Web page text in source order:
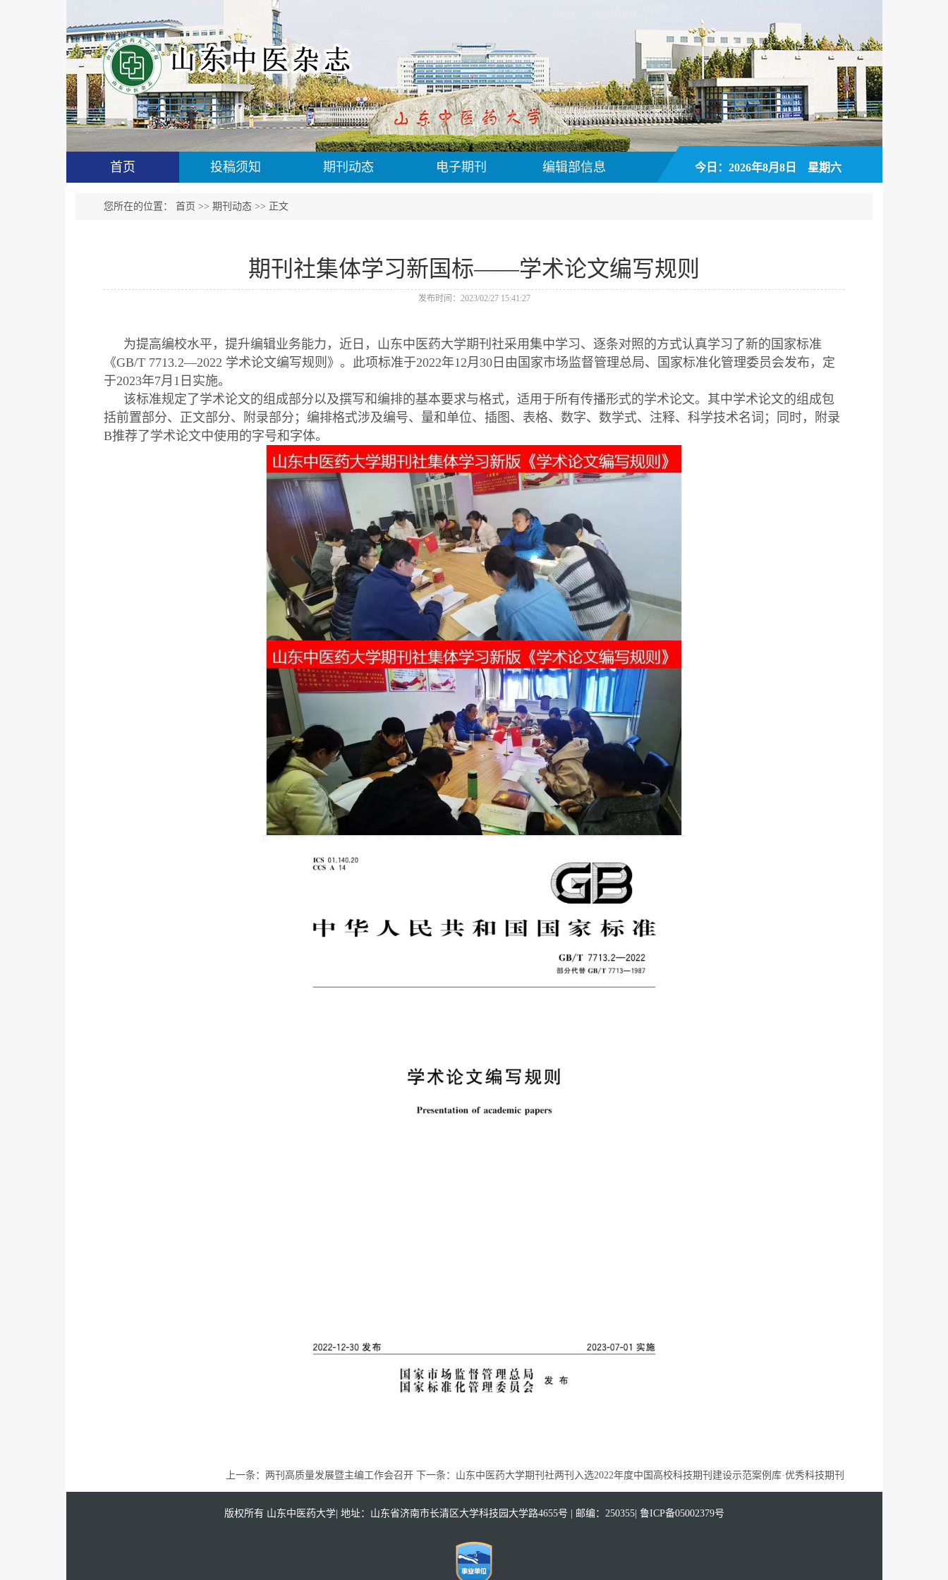
首页 投稿须知 期刊动态 电子期刊 编辑部信息 今日：2026年8月8日 星期六
您所在的位置： 首页 >> 期刊动态 >> 正文
期刊社集体学习新国标——学术论文编写规则
发布时间：2023/02/27 15:41:27
为提高编校水平，提升编辑业务能力，近日，山东中医药大学期刊社采用集中学习、逐条对照的方式认真学习了新的国家标准
《GB/T 7713.2—2022 学术论文编写规则》。此项标准于2022年12月30日由国家市场监督管理总局、国家标准化管理委员会发布，定
于2023年7月1日实施。
该标准规定了学术论文的组成部分以及撰写和编排的基本要求与格式，适用于所有传播形式的学术论文。其中学术论文的组成包
括前置部分、正文部分、附录部分；编排格式涉及编号、量和单位、插图、表格、数字、数学式、注释、科学技术名词；同时，附录
B推荐了学术论文中使用的字号和字体。
上一条： 两刊高质量发展暨主编工作会召开 下一条： 山东中医药大学期刊社两刊入选2022年度中国高校科技期刊建设示范案例库·优秀科技期刊
版权所有 山东中医药大学| 地址：山东省济南市长清区大学科技园大学路4655号 | 邮编：250355| 鲁ICP备05002379号